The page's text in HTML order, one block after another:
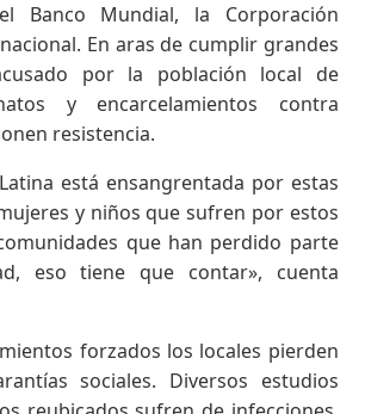
Banco Mundial, la Corporación
En aras de cumplir grandes
por la población local de
y encarcelamientos contra
resistencia.
está ensangrentada por estas
y niños que sufren por estos
que han perdido parte
eso tiene que contar», cuenta
forzados los locales pierden
sociales. Diversos estudios